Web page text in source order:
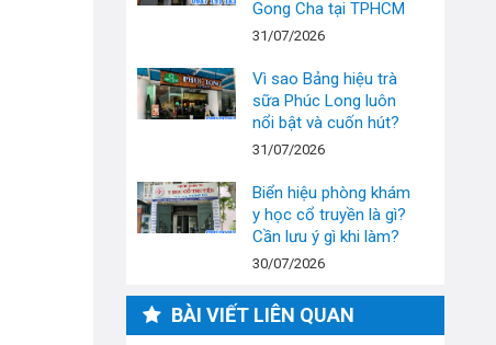
Gong Cha tại TPHCM
31/07/2026
Vì sao Bảng hiệu trà
sữa Phúc Long luôn
nổi bật và cuốn hút?
31/07/2026
Biển hiệu phòng khám
y học cổ truyền là gì?
Cần lưu ý gì khi làm?
30/07/2026
BÀI VIẾT LIÊN QUAN